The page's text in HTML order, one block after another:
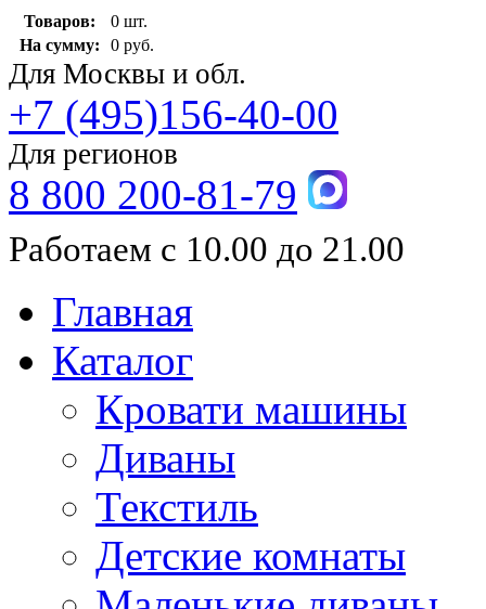
Товаров:
0 шт.
На сумму:
0 руб.
Для Москвы и обл.
+7 (495)156-40-00
Для регионов
8 800 200-81-79
Работаем с 10.00 до 21.00
Главная
Каталог
Кровати машины
Диваны
Текстиль
Детские комнаты